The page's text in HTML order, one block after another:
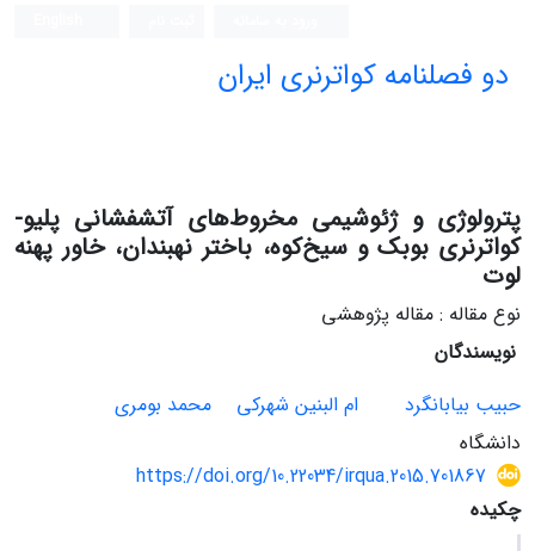
دو فصلنامه کواترنری ایران
پترولوژی و ژئوشیمی مخروط‌های آتشفشانی پلیو-
کواترنری بوبک و سیخ‌کوه، باختر نهبندان، خاور پهنه
لوت
نوع مقاله : مقاله پژوهشی
نویسندگان
حبیب بیابانگرد
ام البنین شهرکی
محمد بومری
دانشگاه
https://doi.org/10.22034/irqua.2015.701867
چکیده